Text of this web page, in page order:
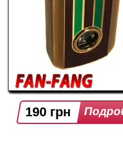
190 грн